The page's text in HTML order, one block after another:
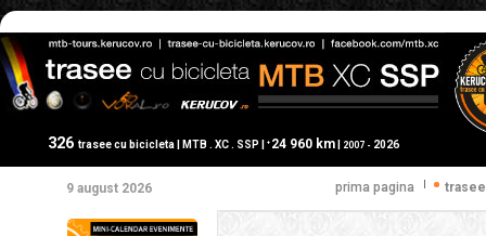
326 trasee cu bicicleta | MTB . XC . SSP | + 24 960 km| 2007 - 2026
9 august 2026 prima pagina